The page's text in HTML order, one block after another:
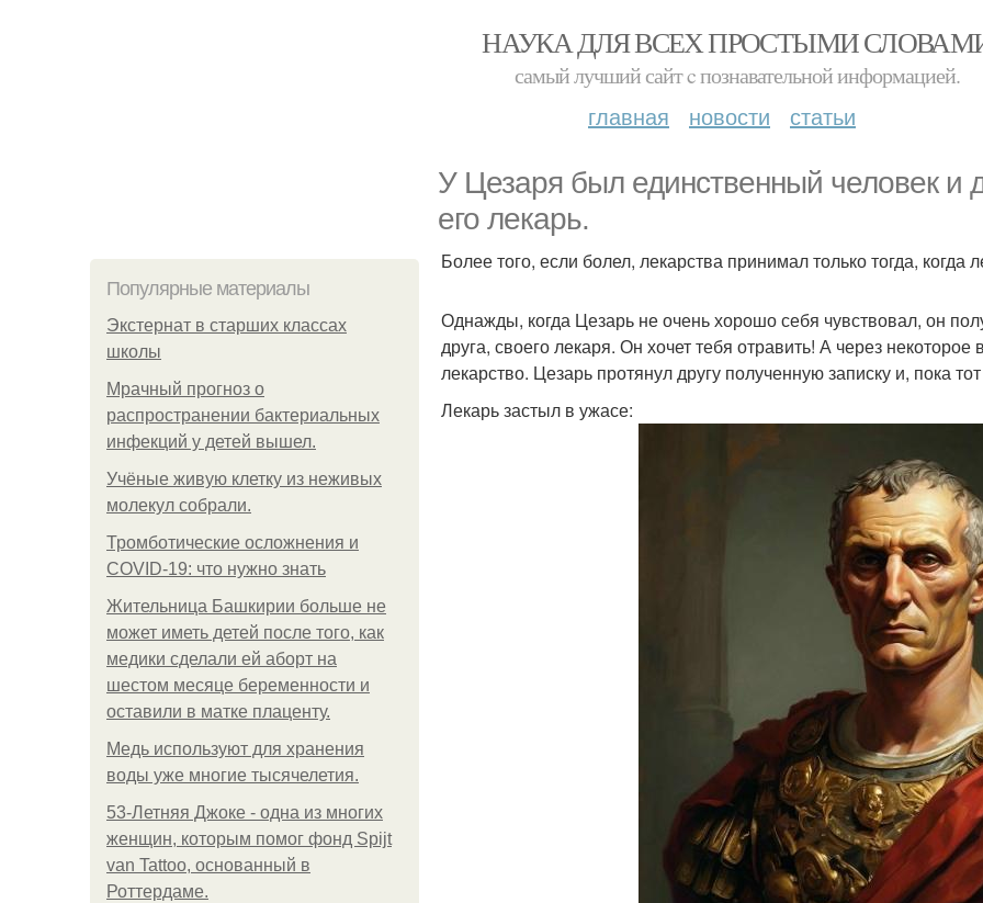
НАУКА ДЛЯ ВСЕХ ПРОСТЫМИ
самый лучший сайт c познавательной информацией.
главная новости статьи
У Цезаря был единственный человек и
его лекарь.
Популярные материалы
Экстернат в старших классах
школы
Мрачный прогноз о
распространении бактериальных
инфекций у детей вышел.
Учёные живую клетку из неживых
молекул собрали.
Тромботические осложнения и
COVID-19: что нужно знать
Жительница Башкирии больше не
может иметь детей после того, как
медики сделали ей аборт на
шестом месяце беременности и
оставили в матке плаценту.
Медь используют для хранения
воды уже многие тысячелетия.
53-Летняя Джоке - одна из многих
женщин, которым помог фонд Spijt
van Tattoo, основанный в
Роттердаме.
Более того, если болел, лекарства принимал только тогда, когда
Однажды, когда Цезарь не очень хорошо себя чувствовал, он
друга, своего лекаря. Он хочет тебя отравить! А через
лекарство. Цезарь протянул другу полученную записку и, пока
Лекарь застыл в ужасе: